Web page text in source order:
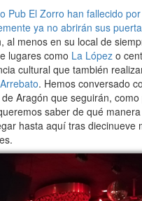
Pub El Zorro han fallecido
ya no abrirán sus
al menos en su local de
lugares como La López o
cultural que también
. Hemos conversado
Aragón que seguirán,
saber de qué
hasta aquí tras diecinueve